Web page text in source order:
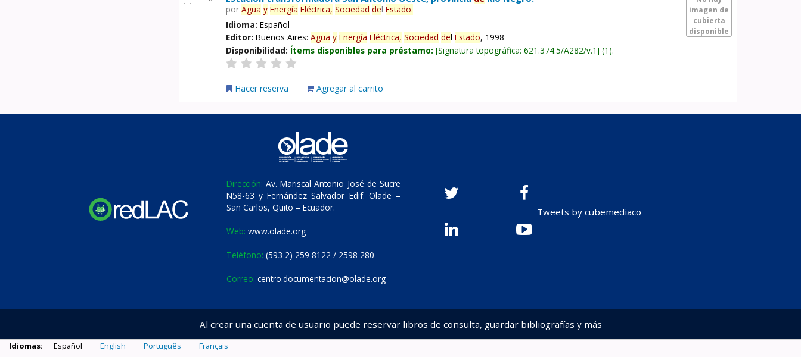
imagen de
cubierta
disponible
porAgua y Energía Eléctrica, Sociedad delEstado.
Idioma:Español
Editor:Buenos Aires:Agua y Energía Eléctrica, Sociedad delEstado, 1998
Disponibilidad: Ítems disponibles para préstamo: Signatura topográfica:621.374.5/A282/v.1 (1).
Hacer reserva Agregar al carrito
Dirección: Av. Mariscal Antonio José de Sucre
N58-63 y Fernández Salvador Edif. Olade –
San Carlos, Quito – Ecuador.
Web: www.olade.org
Teléfono: (593 2) 259 8122 / 2598 280
Correo: centro.documentacion@olade.org
Tweets by cubemediaco
Al crear una cuenta de usuario puede reservar libros de consulta, guardar bibliografías y más
Idiomas: Español English Português Français